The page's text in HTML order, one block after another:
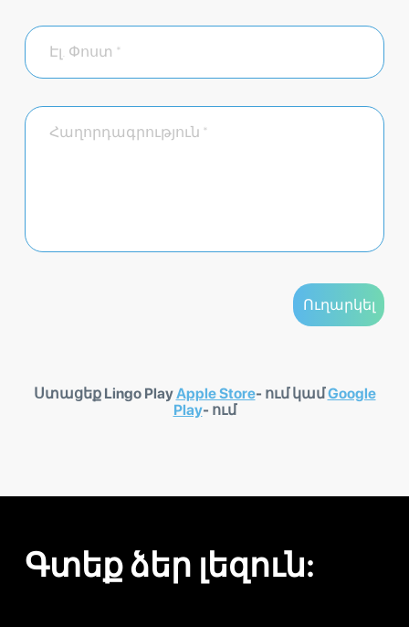
Ստացեք Lingo PlayApple Store- ում կամGoogle
Play- ում
Գտեք ձեր լեզուն: